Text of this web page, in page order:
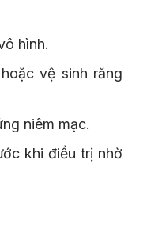
hình.
vệ sinh răng
niêm mạc.
khi điều trị nhờ